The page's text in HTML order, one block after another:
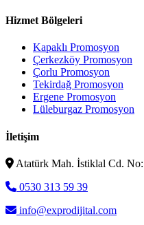
Hizmet Bölgeleri
Kapaklı Promosyon
Çerkezköy Promosyon
Çorlu Promosyon
Tekirdağ Promosyon
Ergene Promosyon
Lüleburgaz Promosyon
İletişim
Atatürk Mah. İstiklal Cd.
0530 313 59 39
info@exprodijital.com